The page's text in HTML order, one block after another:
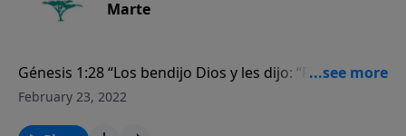
Marte
Génesis 1:28 “Los bendijo Dios y les dijo: “Fructificad y
multiplicaos; llenad la tierra y sometedla; ejerced
February 23, 2022